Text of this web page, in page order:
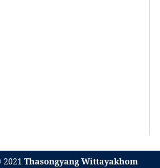
Thasongyang Wittayakhom